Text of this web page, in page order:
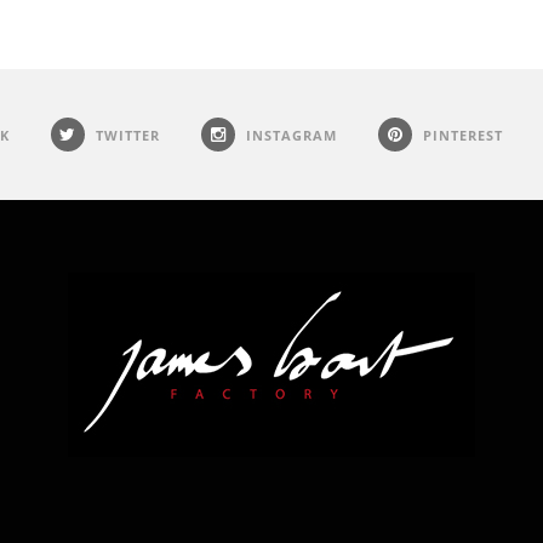
TWITTER INSTAGRAM PINTEREST